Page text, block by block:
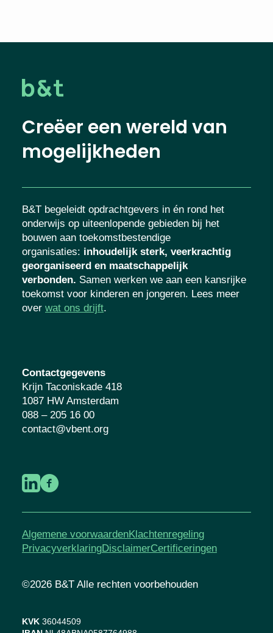
Creëer een wereld van
mogelijkheden
B&T begeleidt opdrachtgevers in én rond het
onderwijs op uiteenlopende gebieden bij het
bouwen aan toekomstbestendige
organisaties: inhoudelijk sterk, veerkrachtig
georganiseerd en maatschappelijk
verbonden. Samen werken we aan een kansrijke
toekomst voor kinderen en jongeren. Lees meer
over wat ons drijft.
Contactgegevens
Krijn Taconiskade 418
1087 HW Amsterdam
088 – 205 16 00
contact@vbent.org
Algemene voorwaardenKlachtenregeling
PrivacyverklaringDisclaimerCertificeringen
©2026 B&T Alle rechten voorbehouden
KVK 36044509